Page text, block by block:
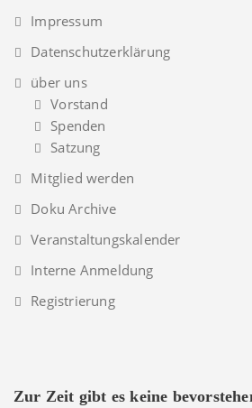
Impressum
Datenschutzerklärung
über uns
Vorstand
Spenden
Satzung
Mitglied werden
Doku Archive
Veranstaltungskalender
Interne Anmeldung
Registrierung
Zur Zeit gibt es keine